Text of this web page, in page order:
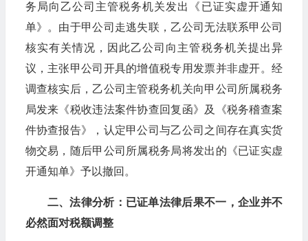
务局向乙公司主管税务机关发出《已证实虚开通知
单》。由于甲公司走逃失联，乙公司无法联系甲公司
核实有关情况，因此乙公司向主管税务机关提出异
议，主张甲公司开具的增值税专用发票并非虚开。经
调查核实后，乙公司主管税务机关向甲公司所属税务
局发来《税收违法案件协查回复函》及《税务稽查案
件协查报告》，认定甲公司与乙公司之间存在真实货
物交易，随后甲公司所属税务局将发出的《已证实虚
开通知单》予以撤回。
二、法律分析：已证单法律后果不一，企业并不
必然面对税额调整